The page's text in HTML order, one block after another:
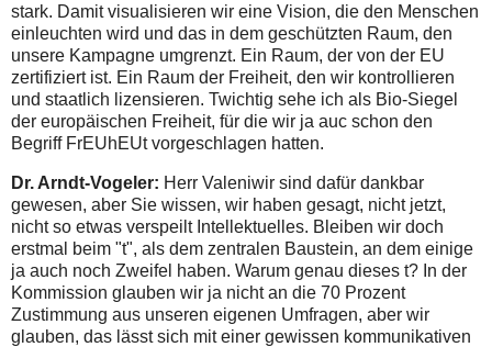
stark. Damit visualisieren wir eine Vision, die den Menschen
einleuchten wird und das in dem geschützten Raum, den
unsere Kampagne umgrenzt. Ein Raum, der von der EU
zertifiziert ist. Ein Raum der Freiheit, den wir kontrollieren
und staatlich lizensieren. Twichtig sehe ich als Bio-Siegel
der europäischen Freiheit, für die wir ja auc schon den
Begriff FrEUhEUt vorgeschlagen hatten.
Dr. Arndt-Vogeler: Herr Valeniwir sind dafür dankbar
gewesen, aber Sie wissen, wir haben gesagt, nicht jetzt,
nicht so etwas verspeilt Intellektuelles. Bleiben wir doch
erstmal beim "t", als dem zentralen Baustein, an dem einige
ja auch noch Zweifel haben. Warum genau dieses t? In der
Kommission glauben wir ja nicht an die 70 Prozent
Zustimmung aus unseren eigenen Umfragen, aber wir
glauben, das lässt sich mit einer gewissen kommunikativen